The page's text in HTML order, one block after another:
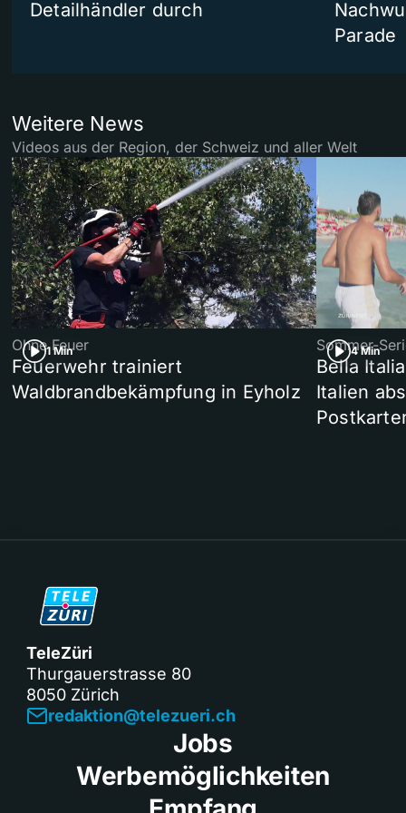
Detailhändler durch
Parade
Weitere News
Videos aus der Region, der Schweiz und aller Welt
1 Min
Ohne Feuer
Feuerwehr trainiert
Waldbrandbekämpfung in Eyholz
4 Min
Sommer-
Bella
Italien
TeleZüri
Thurgauerstrasse 80
8050 Zürich
redaktion@telezueri.ch
Jobs
Werbemöglichkeiten